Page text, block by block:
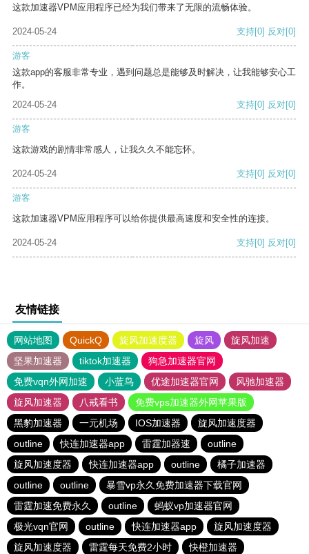
这款加速器VPM应用程序已经为我们带来了无限的流畅体验。
2024-05-24 支持[0] 反对[0]
游客
这款app的客服非常专业，遇到问题总是能够及时解决，让我能够安心工
作。
2024-05-24
支持[0] 反对[0]
游客
这款游戏的剧情非常感人，让我久久不能忘怀。
2024-05-24 支持[0] 反对[0]
游客
这款加速器VPM应用程序可以给你提供最高速度和安全性的连接。
2024-05-24 支持[0] 反对[0]
友情链接
网站地图 QuickQ 旋风加速度器 旋风
旋风加速
坚果加速器
tiktok加速器
狗急加速器官网
免费vqn外网加速
小蓝鸟 优途加速器官网
风驰加速器
旋风加速器
八戒看书
免费vps加速器外网苹果版
黑豹加速器
一元机场 IOS加速器
旋风加速度器
outline
快连加速器app 雷霆加器速
outline
旋风加速度器
快连加速器app outline
橘子加速器
outline
outline
暴雪vp永久免费加速器下载官网
雷霆加速免费永久
outline
蚂蚁vp加速器官网
极光vqn官网
outline 快连加速器app
旋风加速度器
旋风加速度器
雷霆每天免费2小时 快橙加速器